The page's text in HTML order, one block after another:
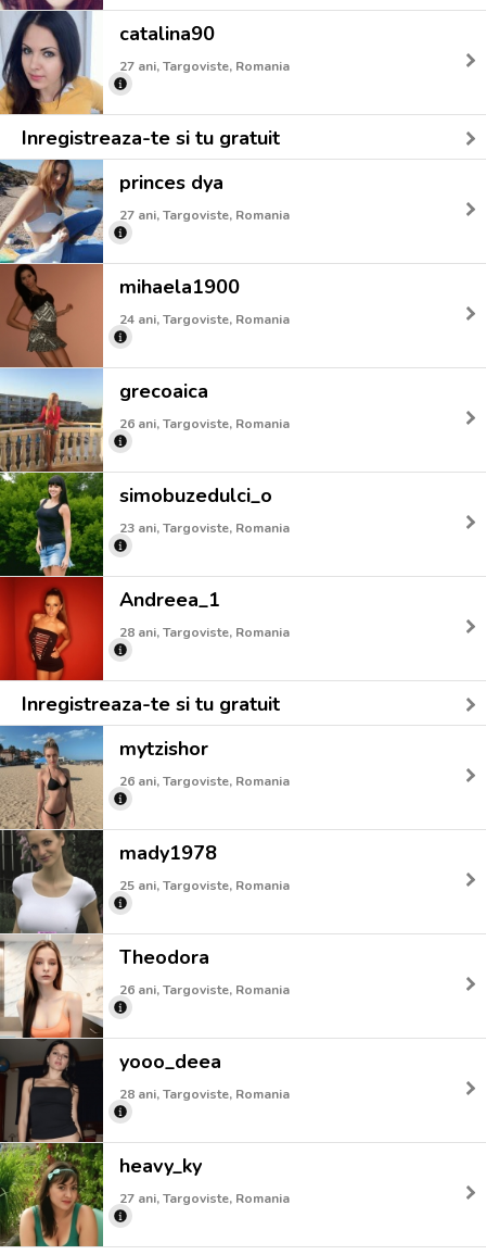
catalina90
27 ani, Targoviste, Romania
Inregistreaza-te si tu gratuit
princes dya
27 ani, Targoviste, Romania
mihaela1900
24 ani, Targoviste, Romania
grecoaica
26 ani, Targoviste, Romania
simobuzedulci_o
23 ani, Targoviste, Romania
Andreea_1
28 ani, Targoviste, Romania
Inregistreaza-te si tu gratuit
mytzishor
26 ani, Targoviste, Romania
mady1978
25 ani, Targoviste, Romania
Theodora
26 ani, Targoviste, Romania
yooo_deea
28 ani, Targoviste, Romania
heavy_ky
27 ani, Targoviste, Romania